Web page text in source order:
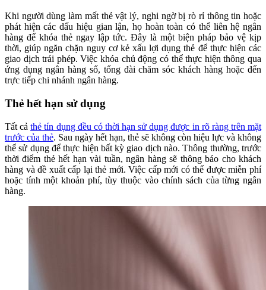
Khi người dùng làm mất thẻ vật lý, nghi ngờ bị rò rỉ thông tin hoặc
phát hiện các dấu hiệu gian lận, họ hoàn toàn có thể liên hệ ngân
hàng để khóa thẻ ngay lập tức. Đây là một biện pháp bảo vệ kịp
thời, giúp ngăn chặn nguy cơ kẻ xấu lợi dụng thẻ để thực hiện các
giao dịch trái phép. Việc khóa chủ động có thể thực hiện thông qua
ứng dụng ngân hàng số, tổng đài chăm sóc khách hàng hoặc đến
trực tiếp chi nhánh ngân hàng.
Thẻ hết hạn sử dụng
Tất cảthẻ tín dụng đều có thời hạn sử dụng được in rõ ràng trên mặt
trước của thẻ. Sau ngày hết hạn, thẻ sẽ không còn hiệu lực và không
thể sử dụng để thực hiện bất kỳ giao dịch nào. Thông thường, trước
thời điểm thẻ hết hạn vài tuần, ngân hàng sẽ thông báo cho khách
hàng và đề xuất cấp lại thẻ mới. Việc cấp mới có thể được miễn phí
hoặc tính một khoản phí, tùy thuộc vào chính sách của từng ngân
hàng.